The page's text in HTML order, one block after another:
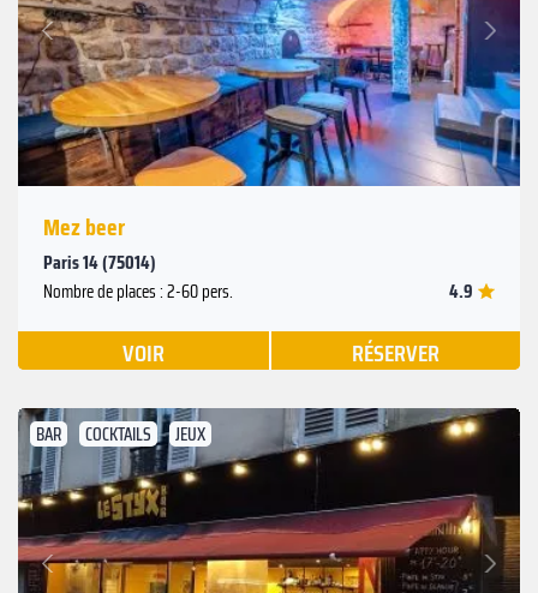
Précédent
Suivant
Mez beer
Paris 14 (75014)
Nombre de places : 2-60 pers. 4.9
VOIR RÉSERVER
BAR COCKTAILS JEUX
Précédent
Suivant